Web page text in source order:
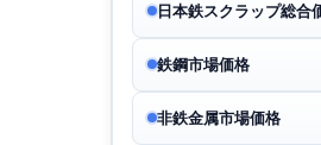
日本鉄スクラップ総合
鉄鋼市場価格
非鉄金属市場価格